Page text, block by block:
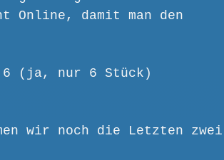
Online, damit man den
6 (ja, nur 6 Stück)
wir noch die Letzten zwei